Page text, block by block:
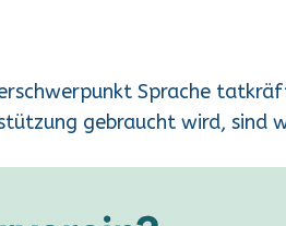
Sprache
gebraucht wird, sind